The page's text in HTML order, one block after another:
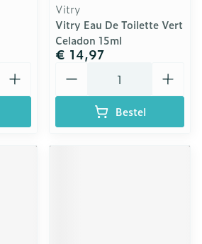
Vitry
Vitry Eau De Toilette Vert
Celadon 15ml
€ 14,97
Bestel